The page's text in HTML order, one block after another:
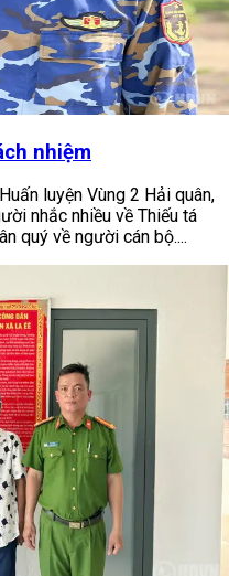
nhiệm
luyện Vùng 2 Hải quân,
nhắc nhiều về Thiếu tá
quý về người cán bộ....